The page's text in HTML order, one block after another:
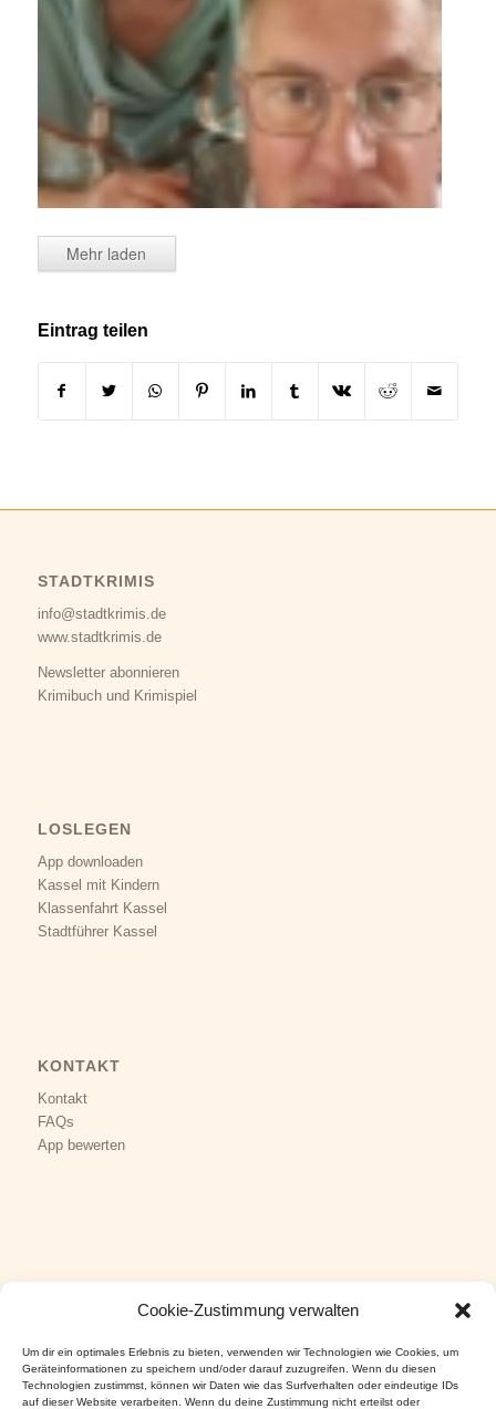
Cookie-Zustimmung verwalten
Um dir ein optimales Erlebnis zu bieten, verwenden wir Technologien wie Cookies, um
Geräteinformationen zu speichern und/oder darauf zuzugreifen. Wenn du diesen
Technologien zustimmst, können wir Daten wie das Surfverhalten oder eindeutige IDs
auf dieser Website verarbeiten. Wenn du deine Zustimmung nicht erteilst oder
Mehr laden
Eintrag teilen
STADTKRIMIS
info@stadtkrimis.de
www.stadtkrimis.de
Newsletter abonnieren
Krimibuch und Krimispiel
LOSLEGEN
App downloaden
Kassel mit Kindern
Klassenfahrt Kassel
Stadtführer Kassel
KONTAKT
Kontakt
FAQs
App bewerten
KUNDENSERVICE
Impressum
Datenschutz
AGB&Versand